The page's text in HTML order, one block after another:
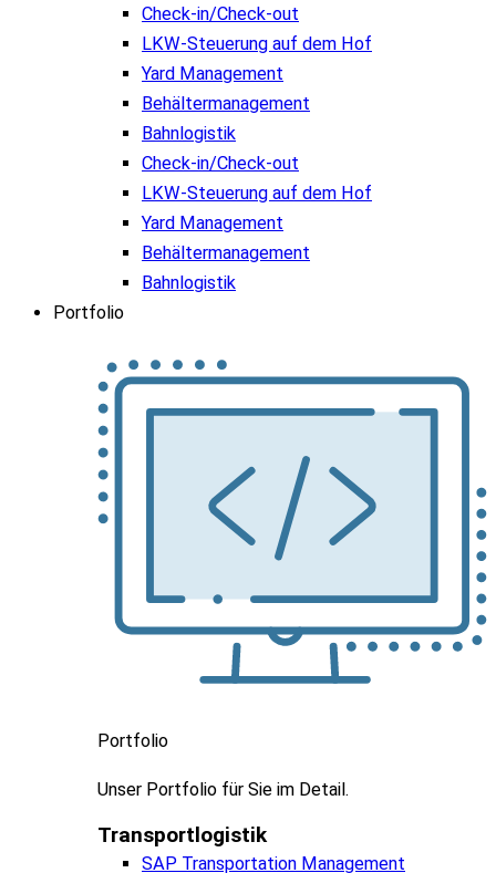
Check-in/Check-out
LKW-Steuerung auf dem Hof
Yard Management
Behältermanagement
Bahnlogistik
Check-in/Check-out
LKW-Steuerung auf dem Hof
Yard Management
Behältermanagement
Bahnlogistik
Portfolio
Portfolio
Unser Portfolio für Sie im Detail.
Transportlogistik
SAP Transportation Management